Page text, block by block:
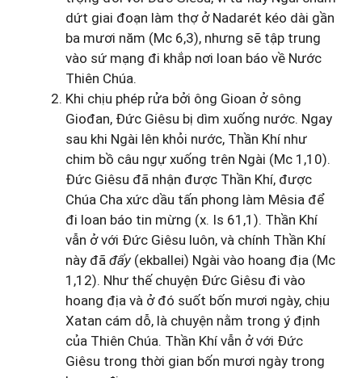
dứt giai đoạn làm thợ ở Nadarét kéo dài gần
ba mươi năm (Mc 6,3), nhưng sẽ tập trung
vào sứ mạng đi khắp nơi loan báo về Nước
Thiên Chúa.
Khi chịu phép rửa bởi ông Gioan ở sông
Giođan, Đức Giêsu bị dìm xuống nước. Ngay
sau khi Ngài lên khỏi nước, Thần Khí như
chim bồ câu ngự xuống trên Ngài (Mc 1,10).
Đức Giêsu đã nhận được Thần Khí, được
Chúa Cha xức dầu tấn phong làm Mêsia để
đi loan báo tin mừng (x. Is 61,1). Thần Khí
vẫn ở với Đức Giêsu luôn, và chính Thần Khí
này đã đẩy (ekballei) Ngài vào hoang địa (Mc
1,12). Như thế chuyện Đức Giêsu đi vào
hoang địa và ở đó suốt bốn mươi ngày, chịu
Xatan cám dỗ, là chuyện nằm trong ý định
của Thiên Chúa. Thần Khí vẫn ở với Đức
Giêsu trong thời gian bốn mươi ngày trong